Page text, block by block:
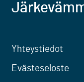
Yhteystiedot
Evästeseloste